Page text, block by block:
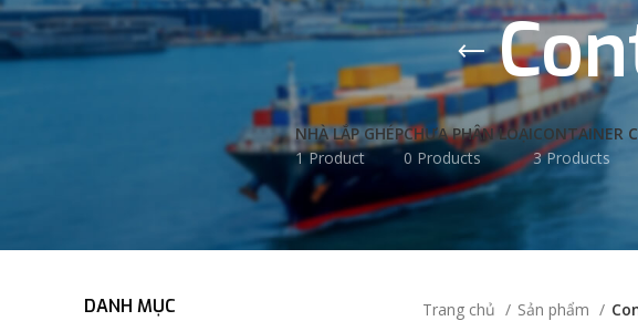
NHÀ LẮP GHÉP
1 Product
CHƯA PHÂN LOẠI
0 Products
CONTAINER
3 Products
DANH MỤC Trang chủ Sản phẩm